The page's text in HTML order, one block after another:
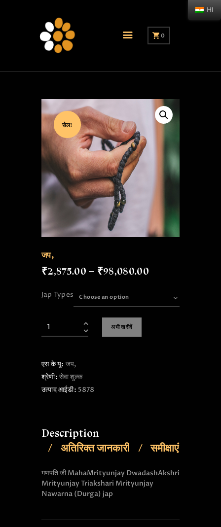
0
सेल!
जप,
₹2,875.00 – ₹98,080.00
Jap Types
अभी खरीदें
एस के यू: जप,
श्रेणी:सेवा शुल्क
उत्पाद आईडी: 5878
Description
अतिरिक्त जानकारी
समीक्षाएं
गणपति जीMahaMrityunjay DwadashAkshri
Mrityunjay Triakshari Mrityunjay
Nawarna (Durga) jap
HI